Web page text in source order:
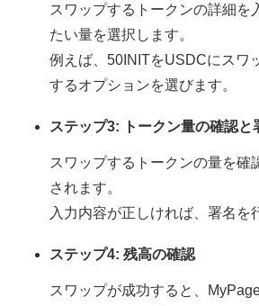
スワップするトークンの詳細を
たい量を選択します。
例えば、50INITをUSDCにスワ
するオプションを選びます。
ステップ3: トークン量の確認と
スワップするトークンの量を確
されます。
入力内容が正しければ、署名を
ステップ4: 残高の確認
スワップが成功すると、